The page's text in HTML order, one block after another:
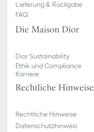
Lieferung & Rückgabe
FAQ
Die Maison Dior
Dior Sustainability
Ethik und Compliance
Karriere
Rechtliche Hinweise
Rechtliche Hinweise
Datenschutzhinweis